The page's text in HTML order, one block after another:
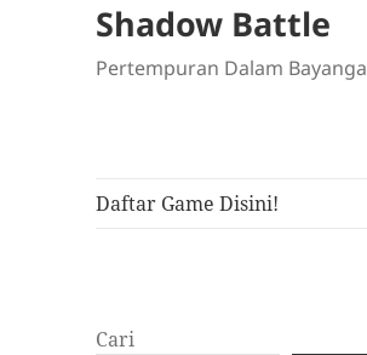
Shadow Battle
Pertempuran Dalam
Daftar Game Disini!
Cari